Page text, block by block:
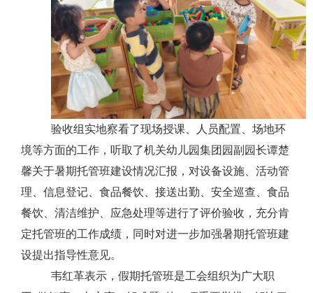
验收组实地察看了现场授课、人员配置、场地环
境等方面的工作，听取了机关幼儿园集团园副园长谭楚
馨关于暑期托管班建设情况汇报，对设备设施、活动管
理、信息登记、食品餐饮、接送出勤、安全巡查、食品
餐饮、清洁维护、应急处理等进行了评价验收，充分肯
定托管班的工作成绩，同时对进一步加强暑期托管班建
设提出指导性意见。
韦红革表示，假期托管班是工会组织为广大职